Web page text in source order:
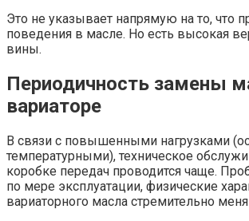
Это не указывает напрямую на то, что
поведения в масле. Но есть высокая
вины.
Периодичность замены
вариаторе
В связи с повышенными нагрузками
температурными), техническое
коробке передач проводится чаще.
по мере эксплуатации, физические
вариаторного масла стремительно